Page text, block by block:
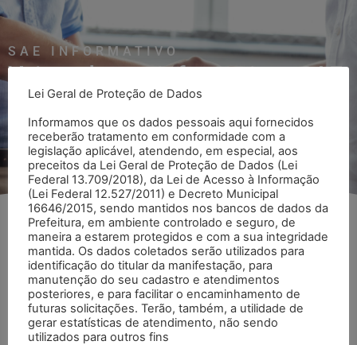
SAE INFORMATIVO
Veja todos os informativos SAE
Voltar para página SAE Informativo
Agosto
web master 16/10/2025 12:42
DOWNLOAD 1
Lei Geral de Proteção de Dados
Informamos que os dados pessoais aqui fornecidos
receberão tratamento em conformidade com a
legislação aplicável, atendendo, em especial, aos
preceitos da Lei Geral de Proteção de Dados (Lei
Federal 13.709/2018), da Lei de Acesso à Informação
(Lei Federal 12.527/2011) e Decreto Municipal
16646/2015, sendo mantidos nos bancos de dados da
Prefeitura, em ambiente controlado e seguro, de
maneira a estarem protegidos e com a sua integridade
mantida. Os dados coletados serão utilizados para
identificação do titular da manifestação, para
manutenção do seu cadastro e atendimentos
posteriores, e para facilitar o encaminhamento de
futuras solicitações. Terão, também, a utilidade de
gerar estatísticas de atendimento, não sendo
utilizados para outros fins